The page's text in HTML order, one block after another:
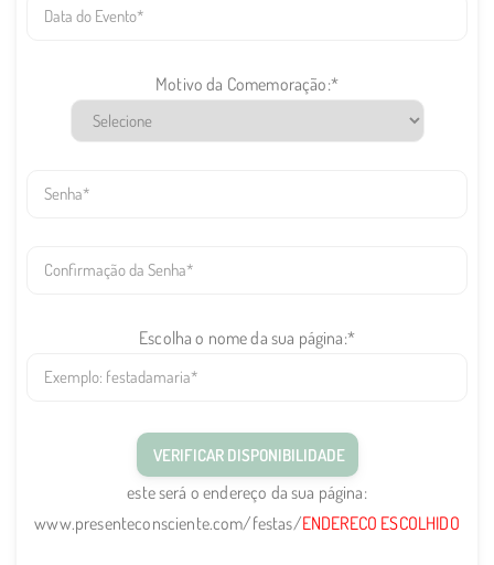
motivo
Motivo da Comemoração:*
name-
page
Escolha o nome da sua página:*
este será o endereço da sua página:
www.presenteconsciente.com/festas/ENDERECO ESCOLHIDO